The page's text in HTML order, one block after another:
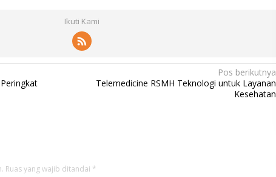
Ikuti Kami
Pos berikutnya
Telemedicine RSMH Teknologi untuk Layanan
Kesehatan
Ruas yang wajib ditandai *